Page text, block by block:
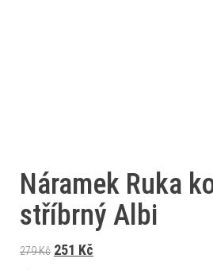
Náramek Ruka
stříbrný Albi
279Kč Původní cena byla: 279 Kč.
251 Kč